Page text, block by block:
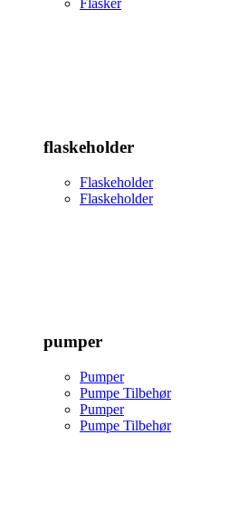
Flasker
flaskeholder
Flaskeholder
Flaskeholder
pumper
Pumper
Pumpe Tilbehør
Pumper
Pumpe Tilbehør